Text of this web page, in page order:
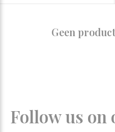
Geen
Follow us on